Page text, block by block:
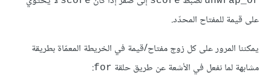
على قيمة للمفتاح المحدّد.
يمكننا المرور على كل زوج مفتاح/قيمة في الخريطة المعمّاة بطريقة
مشابهة لما نفعل في الأشعة عن طريق حلقة for
: